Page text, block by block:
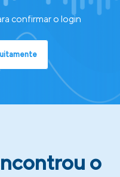
confirmar o login
o